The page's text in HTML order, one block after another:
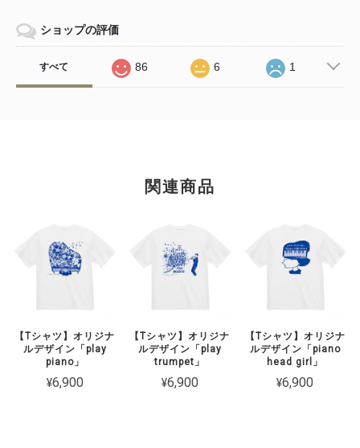
ショップの評価
すべて 86 6 1
関連商品
【Tシャツ】オリジナ
ルデザイン「play
piano」
¥6,900
【Tシャツ】オリジナ
ルデザイン「play
trumpet」
¥6,900
【Tシャツ】オリジナ
ルデザイン「piano
head girl」
¥6,900